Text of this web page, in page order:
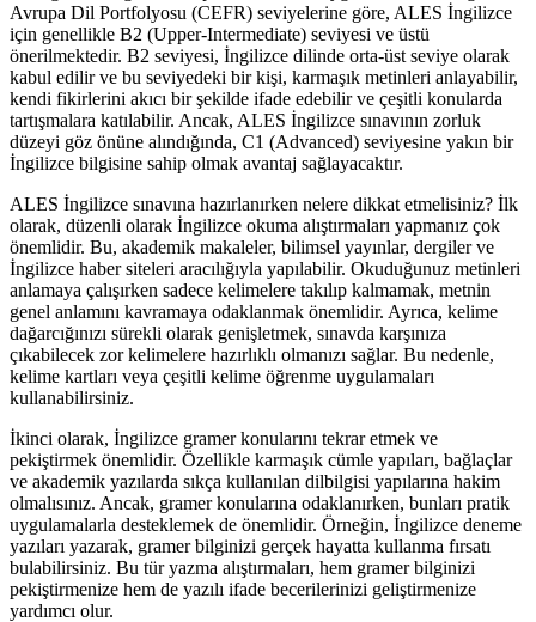
Avrupa Dil Portfolyosu (CEFR) seviyelerine göre, ALES İngilizce
için genellikle B2 (Upper-Intermediate) seviyesi ve üstü
önerilmektedir. B2 seviyesi, İngilizce dilinde orta-üst seviye olarak
kabul edilir ve bu seviyedeki bir kişi, karmaşık metinleri anlayabilir,
kendi fikirlerini akıcı bir şekilde ifade edebilir ve çeşitli konularda
tartışmalara katılabilir. Ancak, ALES İngilizce sınavının zorluk
düzeyi göz önüne alındığında, C1 (Advanced) seviyesine yakın bir
İngilizce bilgisine sahip olmak avantaj sağlayacaktır.
ALES İngilizce sınavına hazırlanırken nelere dikkat etmelisiniz? İlk
olarak, düzenli olarak İngilizce okuma alıştırmaları yapmanız çok
önemlidir. Bu, akademik makaleler, bilimsel yayınlar, dergiler ve
İngilizce haber siteleri aracılığıyla yapılabilir. Okuduğunuz metinleri
anlamaya çalışırken sadece kelimelere takılıp kalmamak, metnin
genel anlamını kavramaya odaklanmak önemlidir. Ayrıca, kelime
dağarcığınızı sürekli olarak genişletmek, sınavda karşınıza
çıkabilecek zor kelimelere hazırlıklı olmanızı sağlar. Bu nedenle,
kelime kartları veya çeşitli kelime öğrenme uygulamaları
kullanabilirsiniz.
İkinci olarak, İngilizce gramer konularını tekrar etmek ve
pekiştirmek önemlidir. Özellikle karmaşık cümle yapıları, bağlaçlar
ve akademik yazılarda sıkça kullanılan dilbilgisi yapılarına hakim
olmalısınız. Ancak, gramer konularına odaklanırken, bunları pratik
uygulamalarla desteklemek de önemlidir. Örneğin, İngilizce deneme
yazıları yazarak, gramer bilginizi gerçek hayatta kullanma fırsatı
bulabilirsiniz. Bu tür yazma alıştırmaları, hem gramer bilginizi
pekiştirmenize hem de yazılı ifade becerilerinizi geliştirmenize
yardımcı olur.